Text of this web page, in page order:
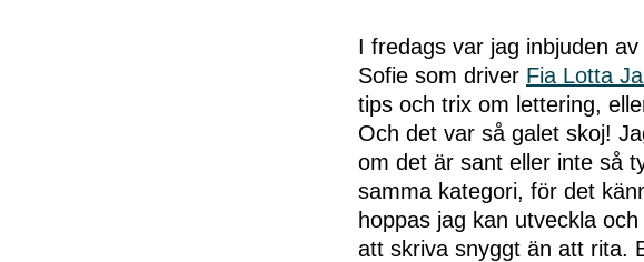
of
50
secondsVolume
0%
I fredags var jag inbjuden av
Sofie som driver Fia Lotta
tips och trix om lettering,
Och det var så galet skoj!
om det är sant eller inte så
samma kategori, för det
hoppas jag kan utveckla
att skriva snyggt än att rita.